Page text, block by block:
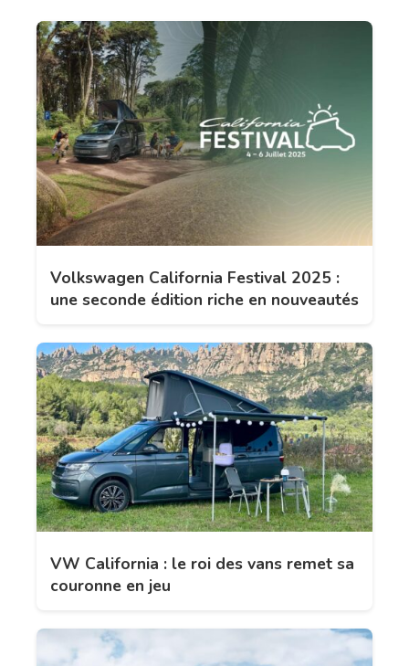
Volkswagen California Festival 2025 :
une seconde édition riche en nouveautés
VW California : le roi des vans remet sa
couronne en jeu